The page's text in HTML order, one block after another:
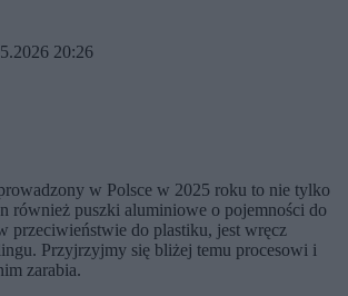
20:26
w Polsce w 2025 roku to nie tylko
również puszki aluminiowe o pojemności do
przeciwieństwie do plastiku, jest wręcz
Przyjrzyjmy się bliżej temu procesowi i
zarabia.